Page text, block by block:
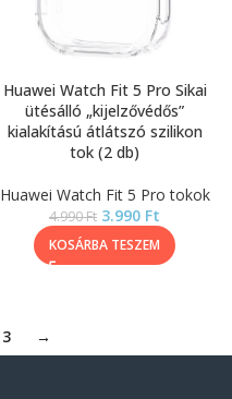
Huawei Watch Fit 5 Pro Sikai
ütésálló „kijelzővédős”
kialakítású átlátszó szilikon
tok (2 db)
Huawei Watch Fit 5 Pro tokok
4.990Ft 3.990 Ft
KOSÁRBA TESZEM
3 →